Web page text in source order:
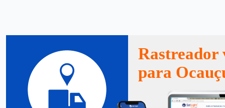
Rastreador
para